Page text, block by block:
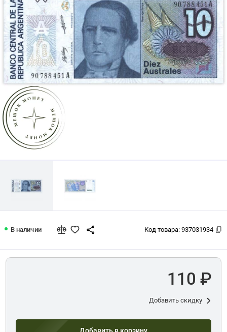
Серия и номер могут отличаться от представленных на фото.
В наличии Код товара: 937031934
110 ₽
Добавить скидку